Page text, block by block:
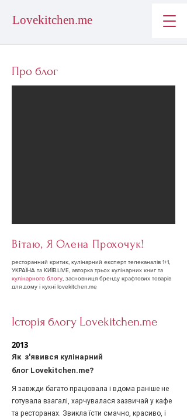
Lovekitchen.me
Про блог
Вітаю, Я Олена Прохочук!
ресторанний критик, кулінарний експерт телеканалів 1+1,
УКРАЇНА та КИЇВ.LIVE, авторка трьох кулінарних книг та
кулінарного блогу , засновниця бренду крафтових товарів
для дому і кухні lovekitchen.me
Історія блогу Lovekitchen.me
2013
Як з'явився кулінарний
блог Lovekitchen.me?
Я завжди багато працювала і вдома раніше не
готувала взагалі, харчувалася зазвичай у кафе
та ресторанах. Звикла їсти смачно, красиво, і